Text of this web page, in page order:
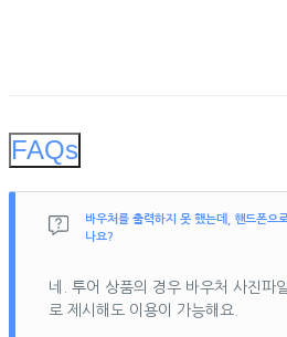
FAQs
바우처를 출력하지 못 했는데, 핸드폰으
나요?
네. 투어 상품의 경우 바우처 사진파
로 제시해도 이용이 가능해요.